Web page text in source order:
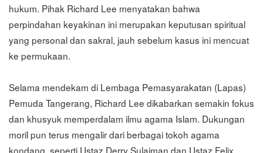
hukum. Pihak Richard Lee menyatakan bahwa
perpindahan keyakinan ini merupakan keputusan spiritual
yang personal dan sakral, jauh sebelum kasus ini mencuat
ke permukaan.
Selama mendekam di Lembaga Pemasyarakatan (Lapas)
Pemuda Tangerang, Richard Lee dikabarkan semakin fokus
dan khusyuk memperdalam ilmu agama Islam. Dukungan
moril pun terus mengalir dari berbagai tokoh agama
kondang, seperti Ustaz Derry Sulaiman dan Ustaz Felix